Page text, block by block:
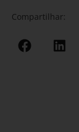
Compartilhar: